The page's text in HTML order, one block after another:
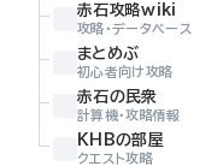
赤石攻略wiki
攻略・データベース
まとめぶ
初心者向け攻略
赤石の民衆
計算機・攻略情報
KHBの部屋
クエスト攻略